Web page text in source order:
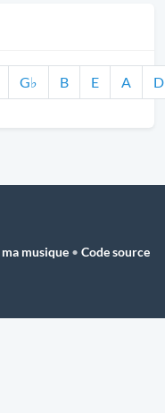
G♭ B E A D
musique • Code source